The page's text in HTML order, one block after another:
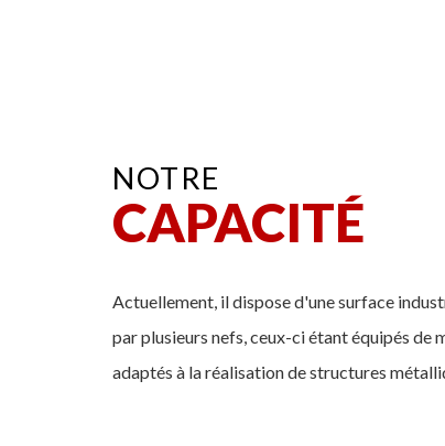
NOTRE
CAPACITÉ
Actuellement, il dispose d'une surface
par plusieurs nefs, ceux-ci étant équipés de
adaptés à la réalisation de structures